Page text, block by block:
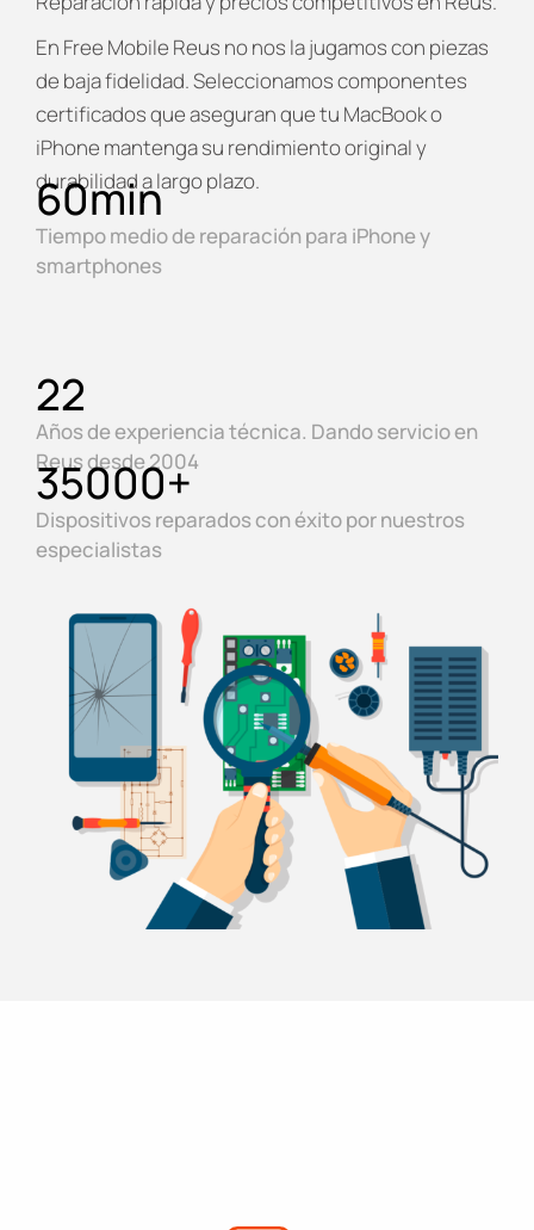
En Free Mobile Reus no nos la jugamos con piezas
de baja fidelidad. Seleccionamos componentes
certificados que aseguran que tu MacBook o
iPhone mantenga su rendimiento original y
durabilidad a largo plazo.
Tiempo medio de reparación para iPhone y
smartphones
60min
Años de experiencia técnica. Dando servicio en
Reus desde 2004
22
Dispositivos reparados con éxito por nuestros
especialistas
35000+